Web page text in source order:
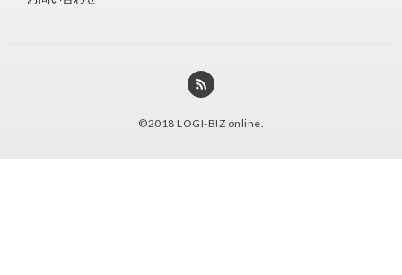
©2018 LOGI-BIZ online.